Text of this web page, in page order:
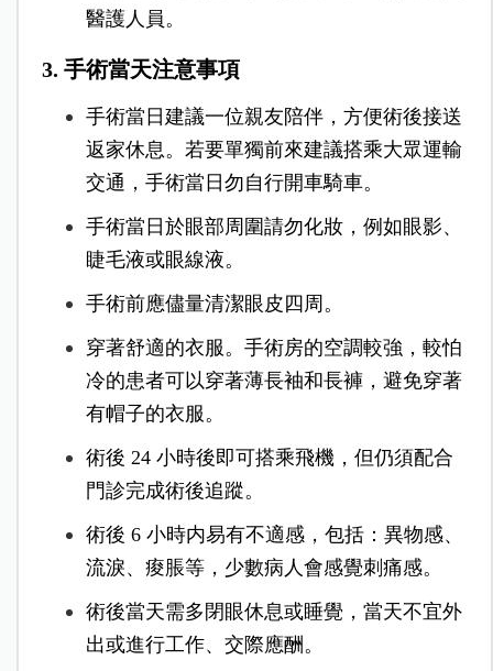
醫護人員。
3. 手術當天注意事項
手術當日建議一位親友陪伴，方便術後接送
返家休息。若要單獨前來建議搭乘大眾運輸
交通，手術當日勿自行開車騎車。
手術當日於眼部周圍請勿化妝，例如眼影、
睫毛液或眼線液。
手術前應儘量清潔眼皮四周。
穿著舒適的衣服。手術房的空調較強，較怕
冷的患者可以穿著薄長袖和長褲，避免穿著
有帽子的衣服。
術後 24 小時後即可搭乘飛機，但仍須配合
門診完成術後追蹤。
術後 6 小時内易有不適感，包括：異物感、
流淚、痠脹等，少數病人會感覺刺痛感。
術後當天需多閉眼休息或睡覺，當天不宜外
出或進行工作、交際應酬。